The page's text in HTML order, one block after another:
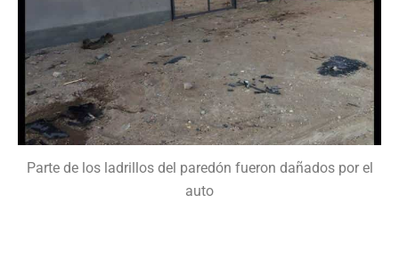
Parte de los ladrillos del paredón fueron dañados por el
auto